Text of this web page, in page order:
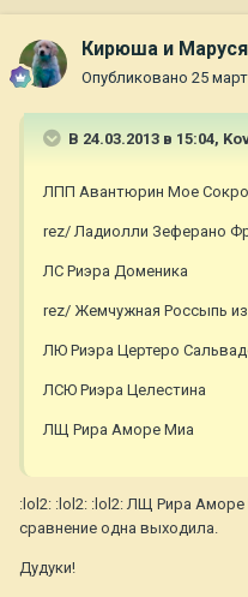
Кирюша и Маруся
Опубликовано 25
В 24.03.2013 в 15:04,
ЛПП Авантюрин Мое
rez/ Ладиолли Зеферано
ЛС Риэра Доменика
rez/ Жемчужная Россыпь
ЛЮ Риэра Цертеро
ЛСЮ Риэра Целестина
ЛЩ Рира Аморе Миа
:lol2: :lol2: :lol2: ЛЩ Рира
сравнение одна выходила.
Дудуки!